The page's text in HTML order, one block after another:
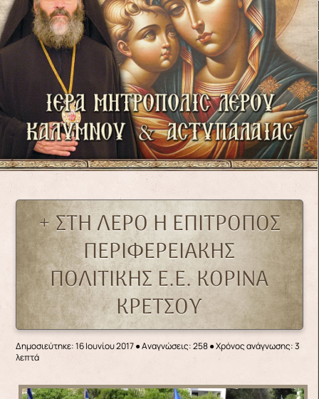
+ ΣΤΗ ΛΕΡΟ Η ΕΠΙΤΡΟΠΟΣ
ΠΕΡΙΦΕΡΕΙΑΚΗΣ
ΠΟΛΙΤΙΚΗΣ Ε.Ε. ΚΟΡΙΝΑ
ΚΡΕΤΣΟΥ
Δημοσιεύτηκε: 16 Ιουνίου 2017●Αναγνώσεις: 258● Χρόνος ανάγνωσης: 3
λεπτά